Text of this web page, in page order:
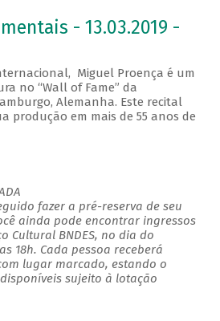
- 13.03.2019 -
Miguel Proença é um
no “Wall of Fame” da
Alemanha. Este recital
produção em mais de 55 anos de
fazer a pré-reserva de seu
ainda pode encontrar ingressos
Cultural BNDES, no dia do
18h. Cada pessoa receberá
lugar marcado, estando o
sujeito à lotação